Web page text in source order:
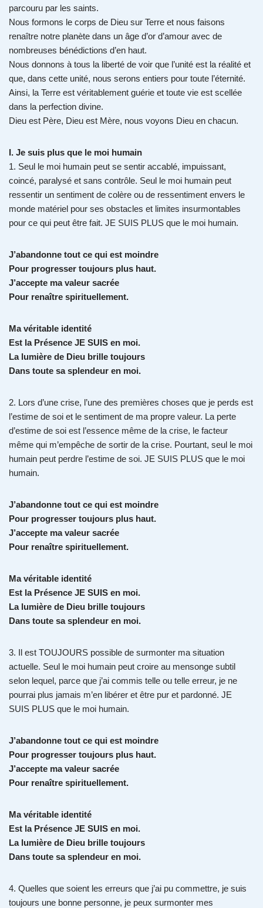
parcouru par les saints.
Nous formons le corps de Dieu sur Terre et nous faisons
renaître notre planète dans un âge d’or d’amour avec de
nombreuses bénédictions d’en haut.
Nous donnons à tous la liberté de voir que l’unité est la réalité et
que, dans cette unité, nous serons entiers pour toute l’éternité.
Ainsi, la Terre est véritablement guérie et toute vie est scellée
dans la perfection divine.
Dieu est Père, Dieu est Mère, nous voyons Dieu en chacun.
I. Je suis plus que le moi humain
1. Seul le moi humain peut se sentir accablé, impuissant,
coincé, paralysé et sans contrôle. Seul le moi humain peut
ressentir un sentiment de colère ou de ressentiment envers le
monde matériel pour ses obstacles et limites insurmontables
pour ce qui peut être fait. JE SUIS PLUS que le moi humain.
J’abandonne tout ce qui est moindre
Pour progresser toujours plus haut.
J’accepte ma valeur sacrée
Pour renaître spirituellement.
Ma véritable identité
Est la Présence JE SUIS en moi.
La lumière de Dieu brille toujours
Dans toute sa splendeur en moi.
2. Lors d’une crise, l’une des premières choses que je perds est
l’estime de soi et le sentiment de ma propre valeur. La perte
d’estime de soi est l’essence même de la crise, le facteur
même qui m’empêche de sortir de la crise. Pourtant, seul le moi
humain peut perdre l’estime de soi. JE SUIS PLUS que le moi
humain.
J’abandonne tout ce qui est moindre
Pour progresser toujours plus haut.
J’accepte ma valeur sacrée
Pour renaître spirituellement.
Ma véritable identité
Est la Présence JE SUIS en moi.
La lumière de Dieu brille toujours
Dans toute sa splendeur en moi.
3. Il est TOUJOURS possible de surmonter ma situation
actuelle. Seul le moi humain peut croire au mensonge subtil
selon lequel, parce que j’ai commis telle ou telle erreur, je ne
pourrai plus jamais m’en libérer et être pur et pardonné. JE
SUIS PLUS que le moi humain.
J’abandonne tout ce qui est moindre
Pour progresser toujours plus haut.
J’accepte ma valeur sacrée
Pour renaître spirituellement.
Ma véritable identité
Est la Présence JE SUIS en moi.
La lumière de Dieu brille toujours
Dans toute sa splendeur en moi.
4. Quelles que soient les erreurs que j’ai pu commettre, je suis
toujours une bonne personne, je peux surmonter mes